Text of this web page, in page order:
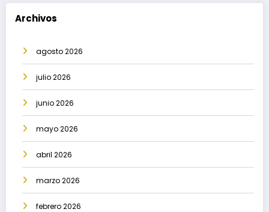
Archivos
agosto 2026
julio 2026
junio 2026
mayo 2026
abril 2026
marzo 2026
febrero 2026